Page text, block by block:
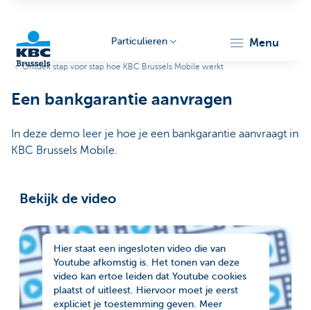
Brussels
Particulieren menu
Ontdek stap voor stap hoe KBC Brussels Mobile werkt
Een bankgarantie aanvragen
In deze demo leer je hoe je een bankgarantie aanvraagt in
KBC Brussels Mobile.
Bekijk de video
Hier staat een ingesloten video die van
Youtube afkomstig is. Het tonen van deze
video kan ertoe leiden dat Youtube cookies
plaatst of uitleest. Hiervoor moet je eerst
expliciet je toestemming geven. Meer